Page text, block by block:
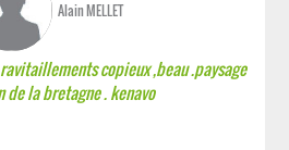
Alain MELLET
copieux ,beau .paysage
de la bretagne . kenavo